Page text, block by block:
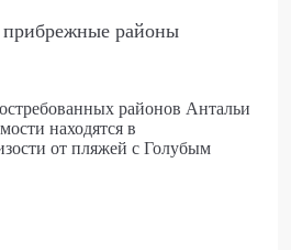
районы
районов Антальи
находятся в
от пляжей с Голубым